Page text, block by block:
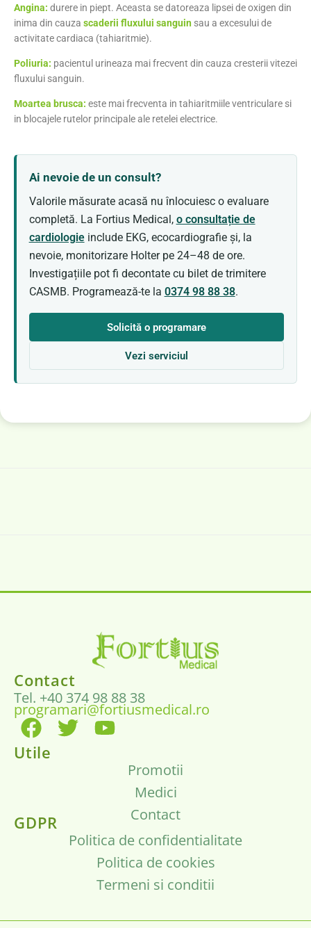
Angina: durere in piept. Aceasta se datoreaza lipsei de oxigen din
inima din cauza scaderii fluxului sanguin sau a excesului de
activitate cardiaca (tahiaritmie).
Poliuria: pacientul urineaza mai frecvent din cauza cresterii vitezei
fluxului sanguin.
Moartea brusca: este mai frecventa in tahiaritmiile ventriculare si
in blocajele rutelor principale ale retelei electrice.
Ai nevoie de un consult?
Valorile măsurate acasă nu înlocuiesc o evaluare
completă. La Fortius Medical, o consultație de
cardiologieinclude EKG, ecocardiografie și, la
nevoie, monitorizare Holter pe 24–48 de ore.
Investigațiile pot fi decontate cu bilet de trimitere
CASMB. Programează-te la 0374 98 88 38.
Solicită o programare
Vezi serviciul
Contact
Tel. +40 374 98 88 38
programari@fortiusmedical.ro
Utile
Promotii
Medici
Contact
GDPR
Politica de confidentialitate
Politica de cookies
Termeni si conditii